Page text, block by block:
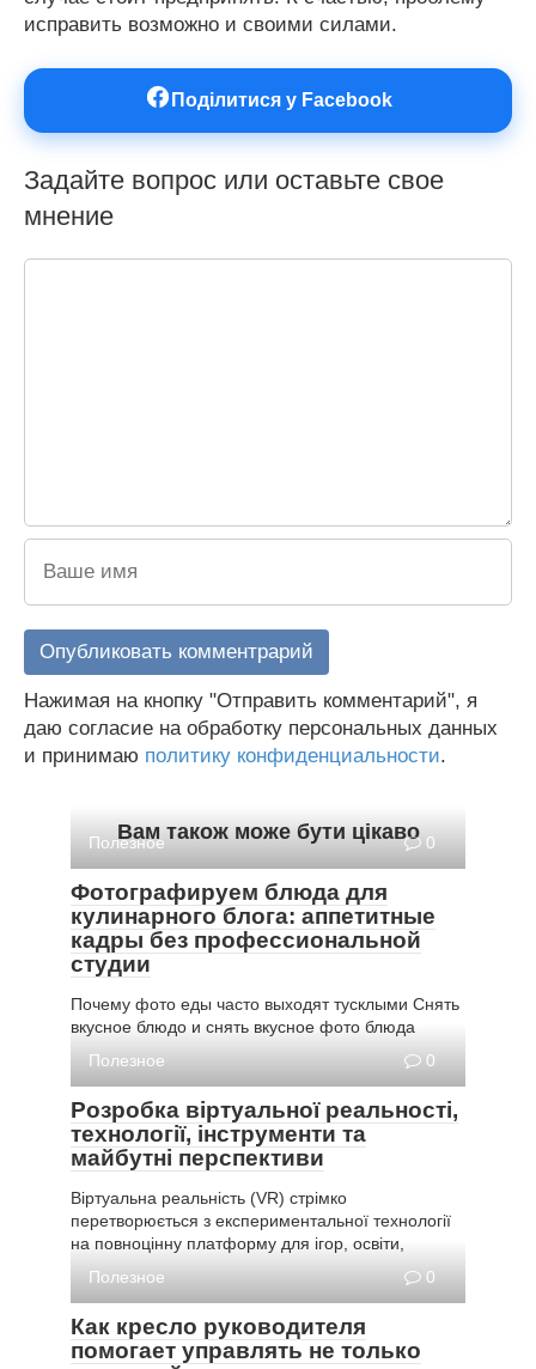
исправить возможно и своими силами.
Поділитися у Facebook
Задайте вопрос или оставьте свое
мнение
Нажимая на кнопку "Отправить комментарий", я
даю согласие на обработку персональных данных
и принимаю политику конфиденциальности.
Вам також може бути цікаво
Полезное 0
Фотографируем блюда для
кулинарного блога: аппетитные
кадры без профессиональной
студии
Почему фото еды часто выходят тусклыми Снять
вкусное блюдо и снять вкусное фото блюда
Полезное
0
Розробка віртуальної реальності,
технології, інструменти та
майбутні перспективи
Віртуальна реальність (VR) стрімко
перетворюється з експериментальної технології
на повноцінну платформу для ігор, освіти,
Полезное
0
Как кресло руководителя
помогает управлять не только